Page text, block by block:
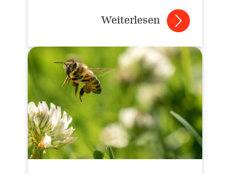
Weiterlesen